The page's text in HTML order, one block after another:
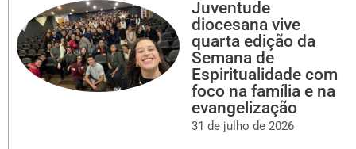
Juventude
diocesana vive
quarta edição da
Semana de
Espiritualidade com
foco na família e na
evangelização
31 de julho de 2026